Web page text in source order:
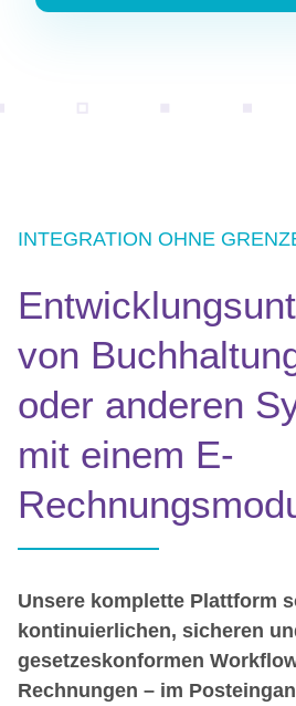
INTEGRATION OHNE
von
oder anderen
mit einem E-
Unsere komplette Plattform
kontinuierlichen, sicheren
gesetzeskonformen
Rechnungen – im